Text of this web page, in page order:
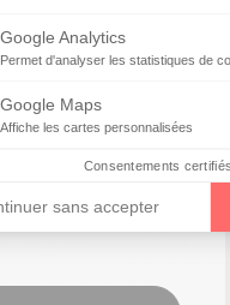
Google Analytics
Permet d'analyser les statistiques de
Google Maps
Affiche les cartes personnalisées
Consentements
sans accepter